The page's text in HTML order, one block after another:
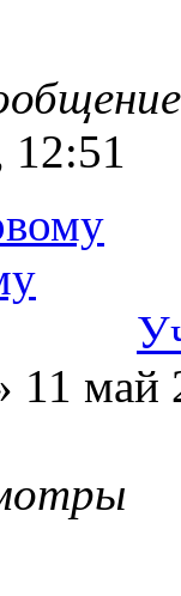
12:51
11 май